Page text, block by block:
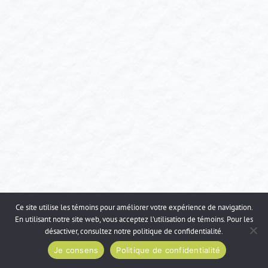
Ce site utilise les témoins pour améliorer votre expérience de navigation.
En utilisant notre site web, vous acceptez l’utilisation de témoins. Pour les
désactiver, consultez notre politique de confidentialité.
Je consens
Politique de confidentialité